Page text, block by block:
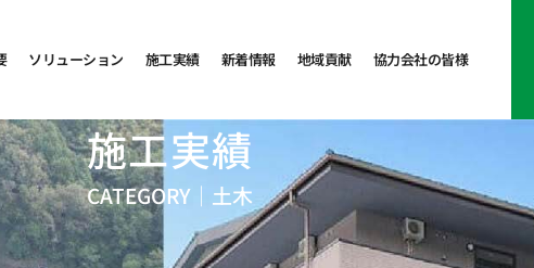
ソリューション 施工実績 新着情報 地域貢献 協力会社の皆様
施工実績
CATEGORY｜ 土木